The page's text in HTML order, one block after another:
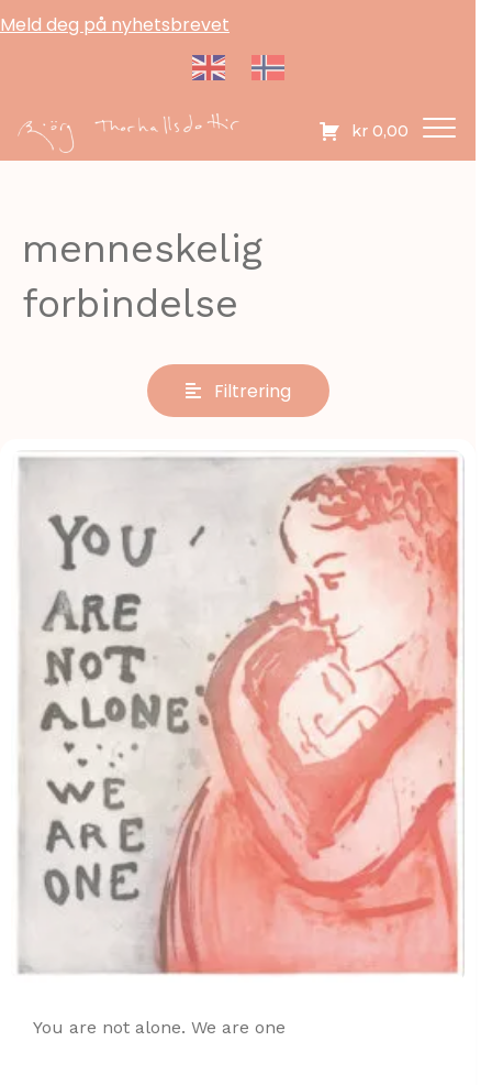
Meld deg på nyhetsbrevet
kr 0,00
menneskelig
forbindelse
Filtrering
You are not alone. We are one